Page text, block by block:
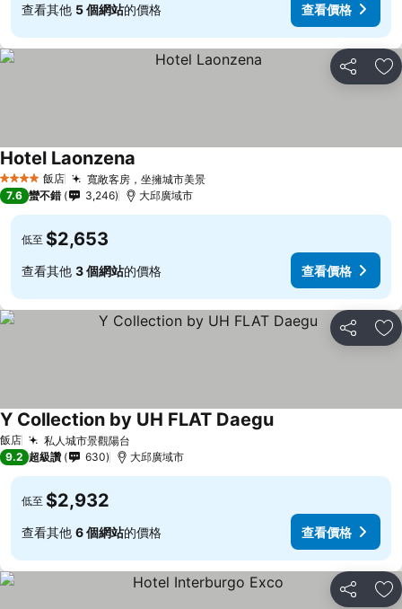
查看其他 5 個網站的價格 查看價格
分享 加
4 星級 飯店 寬敞客房，坐擁城市美景
Hotel Laonzena
7.6 蠻不錯 3,246 大邱廣域市
低至 $2,653
查看其他 3 個網站的價格 查看價格
分享 加
飯店 私人城市景觀陽台
Y Collection by UH FLAT Daegu
9.2 超級讚 630 大邱廣域市
低至 $2,932
查看其他 6 個網站的價格 查看價格
分享 加